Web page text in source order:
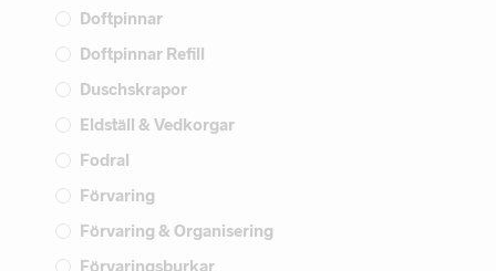
Doftpinnar
Doftpinnar Refill
Duschskrapor
Eldställ & Vedkorgar
Fodral
Förvaring
Förvaring & Organisering
Förvaringsburkar